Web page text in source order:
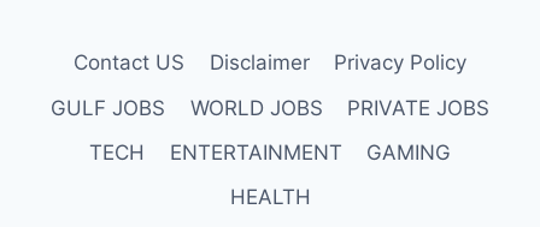
Contact US Disclaimer
Privacy Policy
GULF JOBS
WORLD JOBS
PRIVATE JOBS
TECH
ENTERTAINMENT
GAMING
HEALTH